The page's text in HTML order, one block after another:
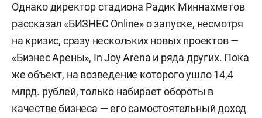
Однако директор стадиона Радик Миннахметов
рассказал «БИЗНЕС Online» о запуске, несмотря
на кризис, сразу нескольких новых проектов —
«Бизнес Арены», In Joy Arena и ряда других. Пока
же объект, на возведение которого ушло 14,4
млрд. рублей, только набирает обороты в
качестве бизнеса — его самостоятельный доход